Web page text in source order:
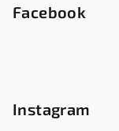
Facebook
Instagram